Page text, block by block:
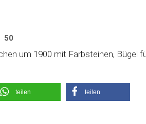
50
um 1900 mit Farbsteinen, Bügel
teilen teilen